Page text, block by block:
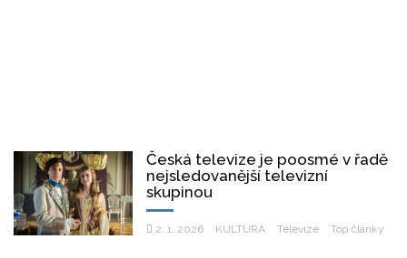
Česká televize je poosmé v řadě
nejsledovanější televizní
skupinou
2. 1. 2026 KULTURA Televize Top články